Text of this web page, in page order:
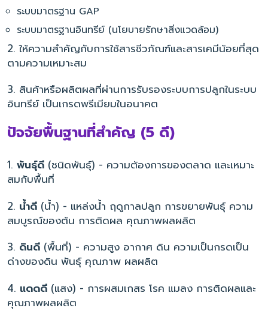
ระบบมาตรฐาน GAP
ระบบมาตรฐานอินทรีย์ (นโยบายรักษาสิ่งแวดล้อม)
2. ให้ความสำคัญกับการใช้สารชีวภัณฑ์และสารเคมีน้อยที่สุด
ตามความเหมาะสม
3. สินค้าหรือผลิตผลที่ผ่านการรับรองระบบการปลูกในระบบ
อินทรีย์ เป็นเกรดพรีเมียมในอนาคต
ปัจจัยพื้นฐานที่สำคัญ (5 ดี)
1. พันธุ์ดี (ชนิดพันธุ์) - ความต้องการของตลาด และเหมาะ
สมกับพื้นที่
2. น้ำดี (น้ำ) - แหล่งน้ำ ฤดูกาลปลูก การขยายพันธุ์ ความ
สมบูรณ์ของต้น การติดผล คุณภาพผลผลิต
3. ดินดี (พื้นที่) - ความสูง อากาศ ดิน ความเป็นกรดเป็น
ด่างของดิน พันธุ์ คุณภาพ ผลผลิต
4. แดดดี (แสง) - การผสมเกสร โรค แมลง การติดผลและ
คุณภาพผลผลิต